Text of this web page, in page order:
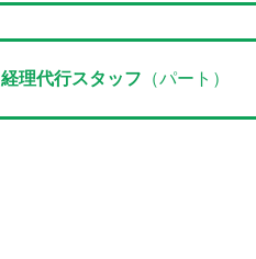
経理代行スタッフ （パート）